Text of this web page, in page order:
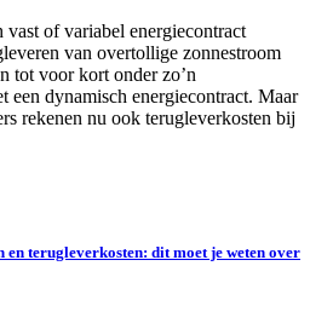
vast of variabel energiecontract
van overtollige zonnestroom
tot voor kort onder zo’n
een dynamisch energiecontract. Maar
rekenen nu ook terugleverkosten bij
en terugleverkosten: dit moet je weten over